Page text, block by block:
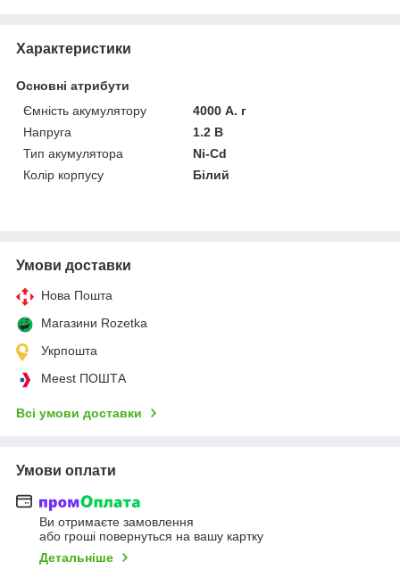
Характеристики
Основні атрибути
Ємність акумулятору
4000 А. г
Напруга
1.2 В
Тип акумулятора
Ni-Cd
Колір корпусу
Білий
Умови доставки
Нова Пошта
Магазини Rozetka
Укрпошта
Meest ПОШТА
Всі умови доставки
Умови оплати
Ви отримаєте замовлення
або гроші повернуться на вашу картку
Детальніше